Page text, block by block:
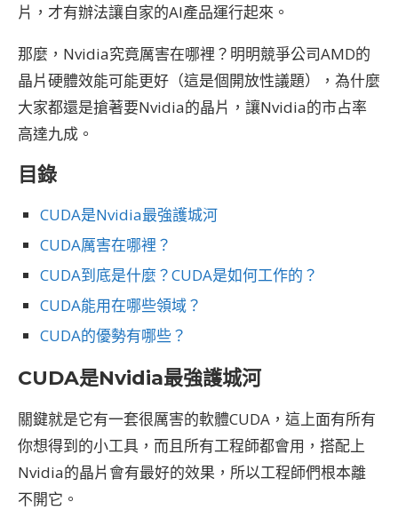
片，才有辦法讓自家的AI產品運行起來。
那麼，Nvidia究竟厲害在哪裡？明明競爭公司AMD的
晶片硬體效能可能更好（這是個開放性議題），為什麼
大家都還是搶著要Nvidia的晶片，讓Nvidia的市占率
高達九成。
目錄
CUDA是Nvidia最強護城河
CUDA厲害在哪裡？
CUDA到底是什麼？CUDA是如何工作的？
CUDA能用在哪些領域？
CUDA的優勢有哪些？
CUDA是Nvidia最強護城河
關鍵就是它有一套很厲害的軟體CUDA，這上面有所有
你想得到的小工具，而且所有工程師都會用，搭配上
Nvidia的晶片會有最好的效果，所以工程師們根本離
不開它。